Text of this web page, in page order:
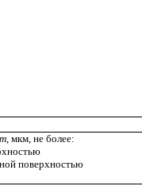
, мкм, не более:
поверхностью